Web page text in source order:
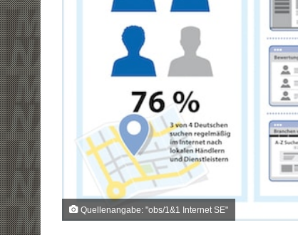
Quellenangabe: "obs/1&1 Internet SE"